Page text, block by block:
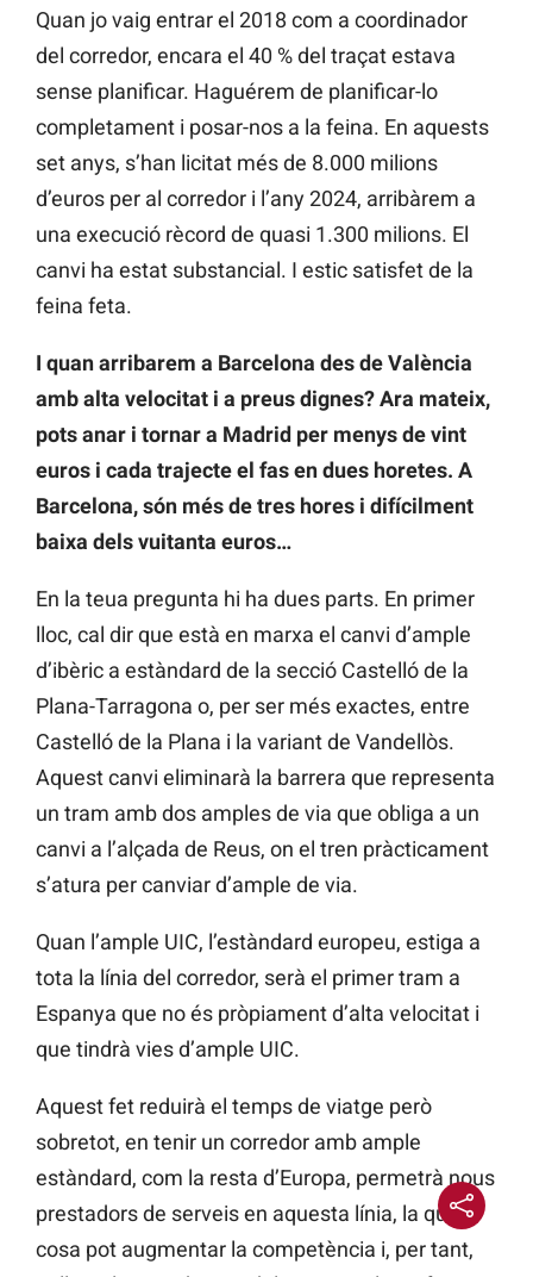
Quan jo vaig entrar el 2018 com a coordinador
del corredor, encara el 40 % del traçat estava
sense planificar. Haguérem de planificar-lo
completament i posar-nos a la feina. En aquests
set anys, s’han licitat més de 8.000 milions
d’euros per al corredor i l’any 2024, arribàrem a
una execució rècord de quasi 1.300 milions. El
canvi ha estat substancial. I estic satisfet de la
feina feta.
I quan arribarem a Barcelona des de València
amb alta velocitat i a preus dignes? Ara mateix,
pots anar i tornar a Madrid per menys de vint
euros i cada trajecte el fas en dues horetes. A
Barcelona, són més de tres hores i difícilment
baixa dels vuitanta euros…
En la teua pregunta hi ha dues parts. En primer
lloc, cal dir que està en marxa el canvi d’ample
d’ibèric a estàndard de la secció Castelló de la
Plana-Tarragona o, per ser més exactes, entre
Castelló de la Plana i la variant de Vandellòs.
Aquest canvi eliminarà la barrera que representa
un tram amb dos amples de via que obliga a un
canvi a l’alçada de Reus, on el tren pràcticament
s’atura per canviar d’ample de via.
Quan l’ample UIC, l’estàndard europeu, estiga a
tota la línia del corredor, serà el primer tram a
Espanya que no és pròpiament d’alta velocitat i
que tindrà vies d’ample UIC.
Aquest fet reduirà el temps de viatge però
sobretot, en tenir un corredor amb ample
estàndard, com la resta d’Europa, permetrà nous
prestadors de serveis en aquesta línia, la qual
cosa pot augmentar la competència i, per tant,